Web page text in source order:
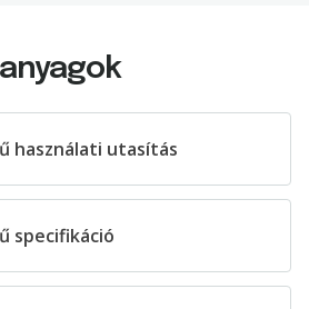
használati utasítás
specifikáció